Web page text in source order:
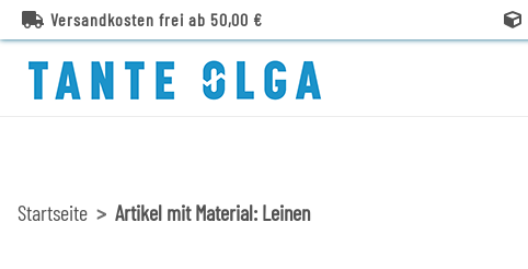
Versandkosten frei ab 50,00 €
Startseite Artikel mit Material: Leinen